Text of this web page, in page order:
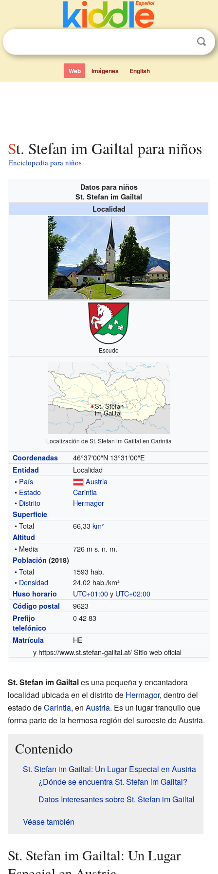
Web Imágenes English
St. Stefan im Gailtal para niños
Enciclopedia para niños
Datos para niños
St. Stefan im Gailtal
Localidad
Escudo
St. Stefan
im Gailtal
Localización de St. Stefan im Gailtal en Carintia
Coordenadas 46°37′00″N 13°31′00″E
Entidad
Localidad
• País
Austria
• Estado
Carintia
• Distrito Hermagor
Superficie
• Total 66,33km²
Altitud
• Media 726 m s. n. m.
Población (2018)
• Total
1593 hab.
• Densidad 24,02 hab./km²
Huso horario UTC+01:00y UTC+02:00
Código postal 9623
Prefijo
telefónico
0 42 83
Matrícula
HE
y https://www.st.stefan-gailtal.at/Sitio web oficial
St. Stefan im Gailtales una pequeña y encantadora
localidad ubicada en el distrito de Hermagor, dentro del
estado deCarintia, en Austria. Es un lugar tranquilo que
forma parte de la hermosa región del suroeste de Austria.
Contenido
St. Stefan im Gailtal: Un Lugar Especial en Austria
¿Dónde se encuentra St. Stefan im Gailtal?
Datos Interesantes sobre St. Stefan im Gailtal
Véase también
St. Stefan im Gailtal: Un Lugar